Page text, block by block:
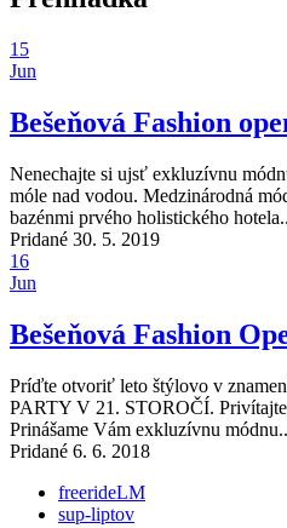
15
Jun
Bešeňová Fashion
Nenechajte si ujsť exkluzívnu
móle nad vodou. Medzinárodná
bazénmi prvého holistického
Pridané 30. 5. 2019
16
Jun
Bešeňová Fashion
Príďte otvoriť leto štýlovo v
PARTY V 21. STOROČÍ.
Prinášame Vám exkluzívnu
Pridané 6. 6. 2018
freerideLM
sup-liptov